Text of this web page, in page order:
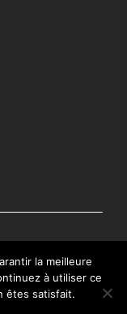
la meilleure
à utiliser ce
êtes satisfait.